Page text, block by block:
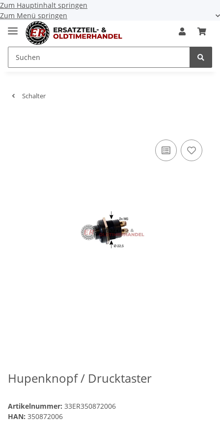
Zum Hauptinhalt springen
Zum Menü springen
Schalter
Hupenknopf / Drucktaster
Artikelnummer: 33ER350872006
HAN: 350872006